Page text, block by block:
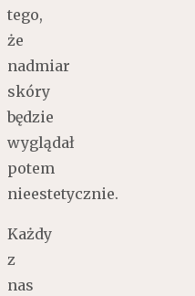
tego,
że
nadmiar
skóry
będzie
wyglądał
potem
nieestetycznie.
Każdy
z
nas